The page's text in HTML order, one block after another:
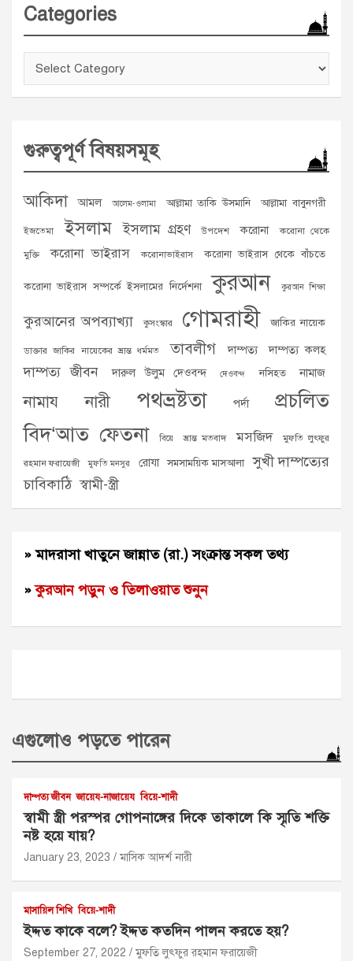
Categories
Categories
গুরুত্বপূর্ণ বিষয়সমূহ
আকিদা আমল আলেম-ওলামা আল্লামা তাকি উসমানি আল্লামা বাবুনগরী
ইজতেমা ইসলাম ইসলাম গ্রহণ উপদেশ করোনা করোনা থেকে
মুক্তি করোনা ভাইরাস করোনাভাইরাস করোনা ভাইরাস থেকে বাঁচতে
করোনা ভাইরাস সম্পর্কে ইসলামের নির্দেশনা কুরআন কুরআন শিক্ষা
কুরআনের অপব্যাখ্যা কুসংস্কার গোমরাহী জাকির নায়েক
ডাক্তার জাকির নায়েকের ভ্রান্ত ধর্মমত তাবলীগ দাম্পত্য দাম্পত্য কলহ
দাম্পত্য জীবন দারুল উলুম দেওবন্দ দেওবন্দ নসিহত নামাজ
নামায নারী পথভ্রষ্টতা পর্দা
প্রচলিত
বিদ‘আত ফেতনা বিয়ে ভ্রান্ত মতবাদ মসজিদ মুফতি লুৎফুর
রহমান ফরায়েজী মুফতি মনসুর রোযা সমসাময়িক মাসআলা
সুখী দাম্পত্যের
চাবিকাঠি স্বামী-স্ত্রী
» মাদরাসা খাতুনে জান্নাত (রা.) সংক্রান্ত সকল তথ্য
» কুরআন পড়ুন ও তিলাওয়াত শুনুন
এগুলোও পড়তে পারেন
দাম্পত্য জীবন জায়েয-নাজায়েয বিয়ে-শাদী
স্বামী স্ত্রী পরস্পর গোপনাঙ্গের দিকে তাকালে কি স্মৃতি শক্তি
নষ্ট হয়ে যায়?
January 23, 2023 মাসিক আদর্শ নারী
মাসায়িল শিখি বিয়ে-শাদী
ইদ্দত কাকে বলে? ইদ্দত কতদিন পালন করতে হয়?
September 27, 2022 মুফতি লুৎফুর রহমান ফরায়েজী